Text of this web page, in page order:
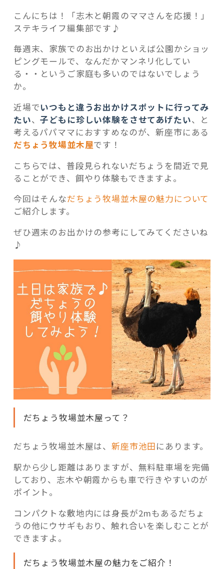
これからの暮らし 住み替え相談
こんにちは！「志木と朝霞のママさんを応援！」
ステキライフ編集部です♪
毎週末、家族でのお出かけといえば公園かショッ
ピングモールで、なんだかマンネリ化してい
る・・というご家庭も多いのではないでしょう
か。
近場でいつもと違うお出かけスポットに行ってみ
たい、子どもに珍しい体験をさせてあげたい、と
考えるパパママにおすすめなのが、新座市にある
だちょう牧場並木屋です！
こちらでは、普段見られないだちょうを間近で見
ることができ、餌やり体験もできますよ。
今回はそんなだちょう牧場並木屋の魅力について
ご紹介します。
ぜひ週末のお出かけの参考にしてみてくださいね
♪
だちょう牧場並木屋って？
だちょう牧場並木屋は、新座市池田にあります。
駅から少し距離はありますが、無料駐車場を完備
しており、志木や朝霞からも車で行きやすいのが
ポイント。
コンパクトな敷地内には身長が2mもあるだちょ
うの他にウサギもおり、触れ合いを楽しむことが
できますよ。
だちょう牧場並木屋の魅力をご紹介！